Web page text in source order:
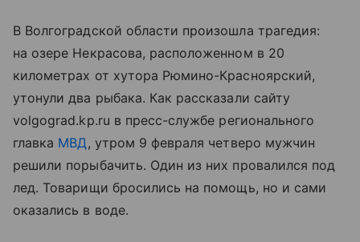
В Волгоградской области произошла трагедия:
на озере Некрасова, расположенном в 20
километрах от хутора Рюмино-Красноярский,
утонули два рыбака. Как рассказали сайту
volgograd.kp.ru в пресс-службе регионального
главка МВД , утром 9 февраля четверо мужчин
решили порыбачить. Один из них провалился под
лед. Товарищи бросились на помощь, но и сами
оказались в воде.